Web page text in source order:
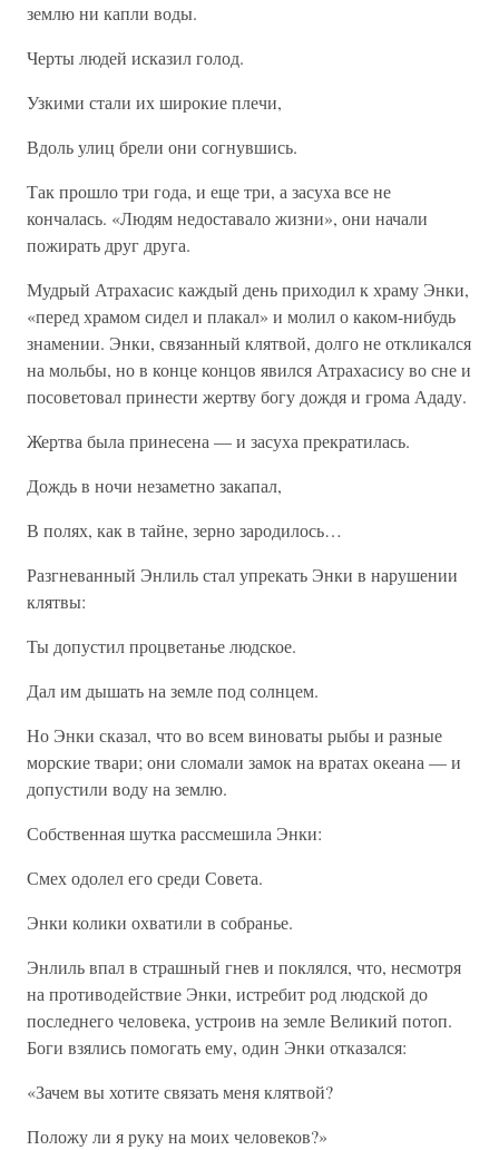
землю ни капли воды.
Черты людей исказил голод.
Узкими стали их широкие плечи,
Вдоль улиц брели они согнувшись.
Так прошло три года, и еще три, а засуха все не
кончалась. «Людям недоставало жизни», они начали
пожирать друг друга.
Мудрый Атрахасис каждый день приходил к храму Энки,
«перед храмом сидел и плакал» и молил о каком-нибудь
знамении. Энки, связанный клятвой, долго не откликался
на мольбы, но в конце концов явился Атрахасису во сне и
посоветовал принести жертву богу дождя и грома Ададу.
Жертва была принесена — и засуха прекратилась.
Дождь в ночи незаметно закапал,
В полях, как в тайне, зерно зародилось…
Разгневанный Энлиль стал упрекать Энки в нарушении
клятвы:
Ты допустил процветанье людское.
Дал им дышать на земле под солнцем.
Но Энки сказал, что во всем виноваты рыбы и разные
морские твари; они сломали замок на вратах океана — и
допустили воду на землю.
Собственная шутка рассмешила Энки:
Смех одолел его среди Совета.
Энки колики охватили в собранье.
Энлиль впал в страшный гнев и поклялся, что, несмотря
на противодействие Энки, истребит род людской до
последнего человека, устроив на земле Великий потоп.
Боги взялись помогать ему, один Энки отказался:
«Зачем вы хотите связать меня клятвой?
Положу ли я руку на моих человеков?»